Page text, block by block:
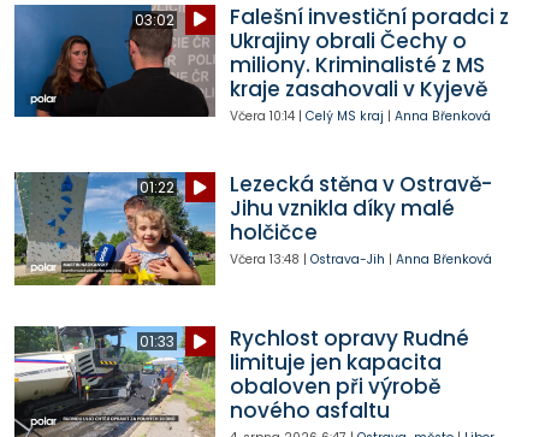
03:02
Falešní investiční poradci z
Ukrajiny obrali Čechy o
miliony. Kriminalisté z MS
kraje zasahovali v Kyjevě
Včera 10:14| Celý MS kraj | Anna Břenková
01:22
Lezecká stěna v Ostravě-
Jihu vznikla díky malé
holčičce
Včera 13:48 | Ostrava-Jih | Anna Břenková
01:33
Rychlost opravy Rudné
limituje jen kapacita
obaloven při výrobě
nového asfaltu